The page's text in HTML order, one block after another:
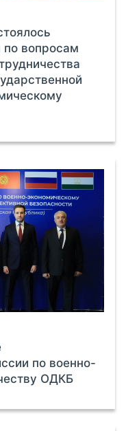
по вопросам
по военно-
ОДКБ